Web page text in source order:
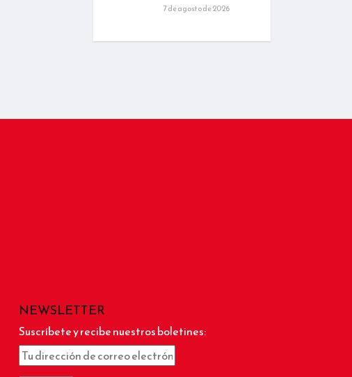
7 de agosto de 2026
NEWSLETTER
Suscríbete y recibe nuestros boletines: